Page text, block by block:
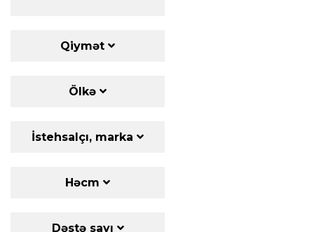
Qiymət
Ölkə
İstehsalçı, marka
Həcm
Dəstə sayı